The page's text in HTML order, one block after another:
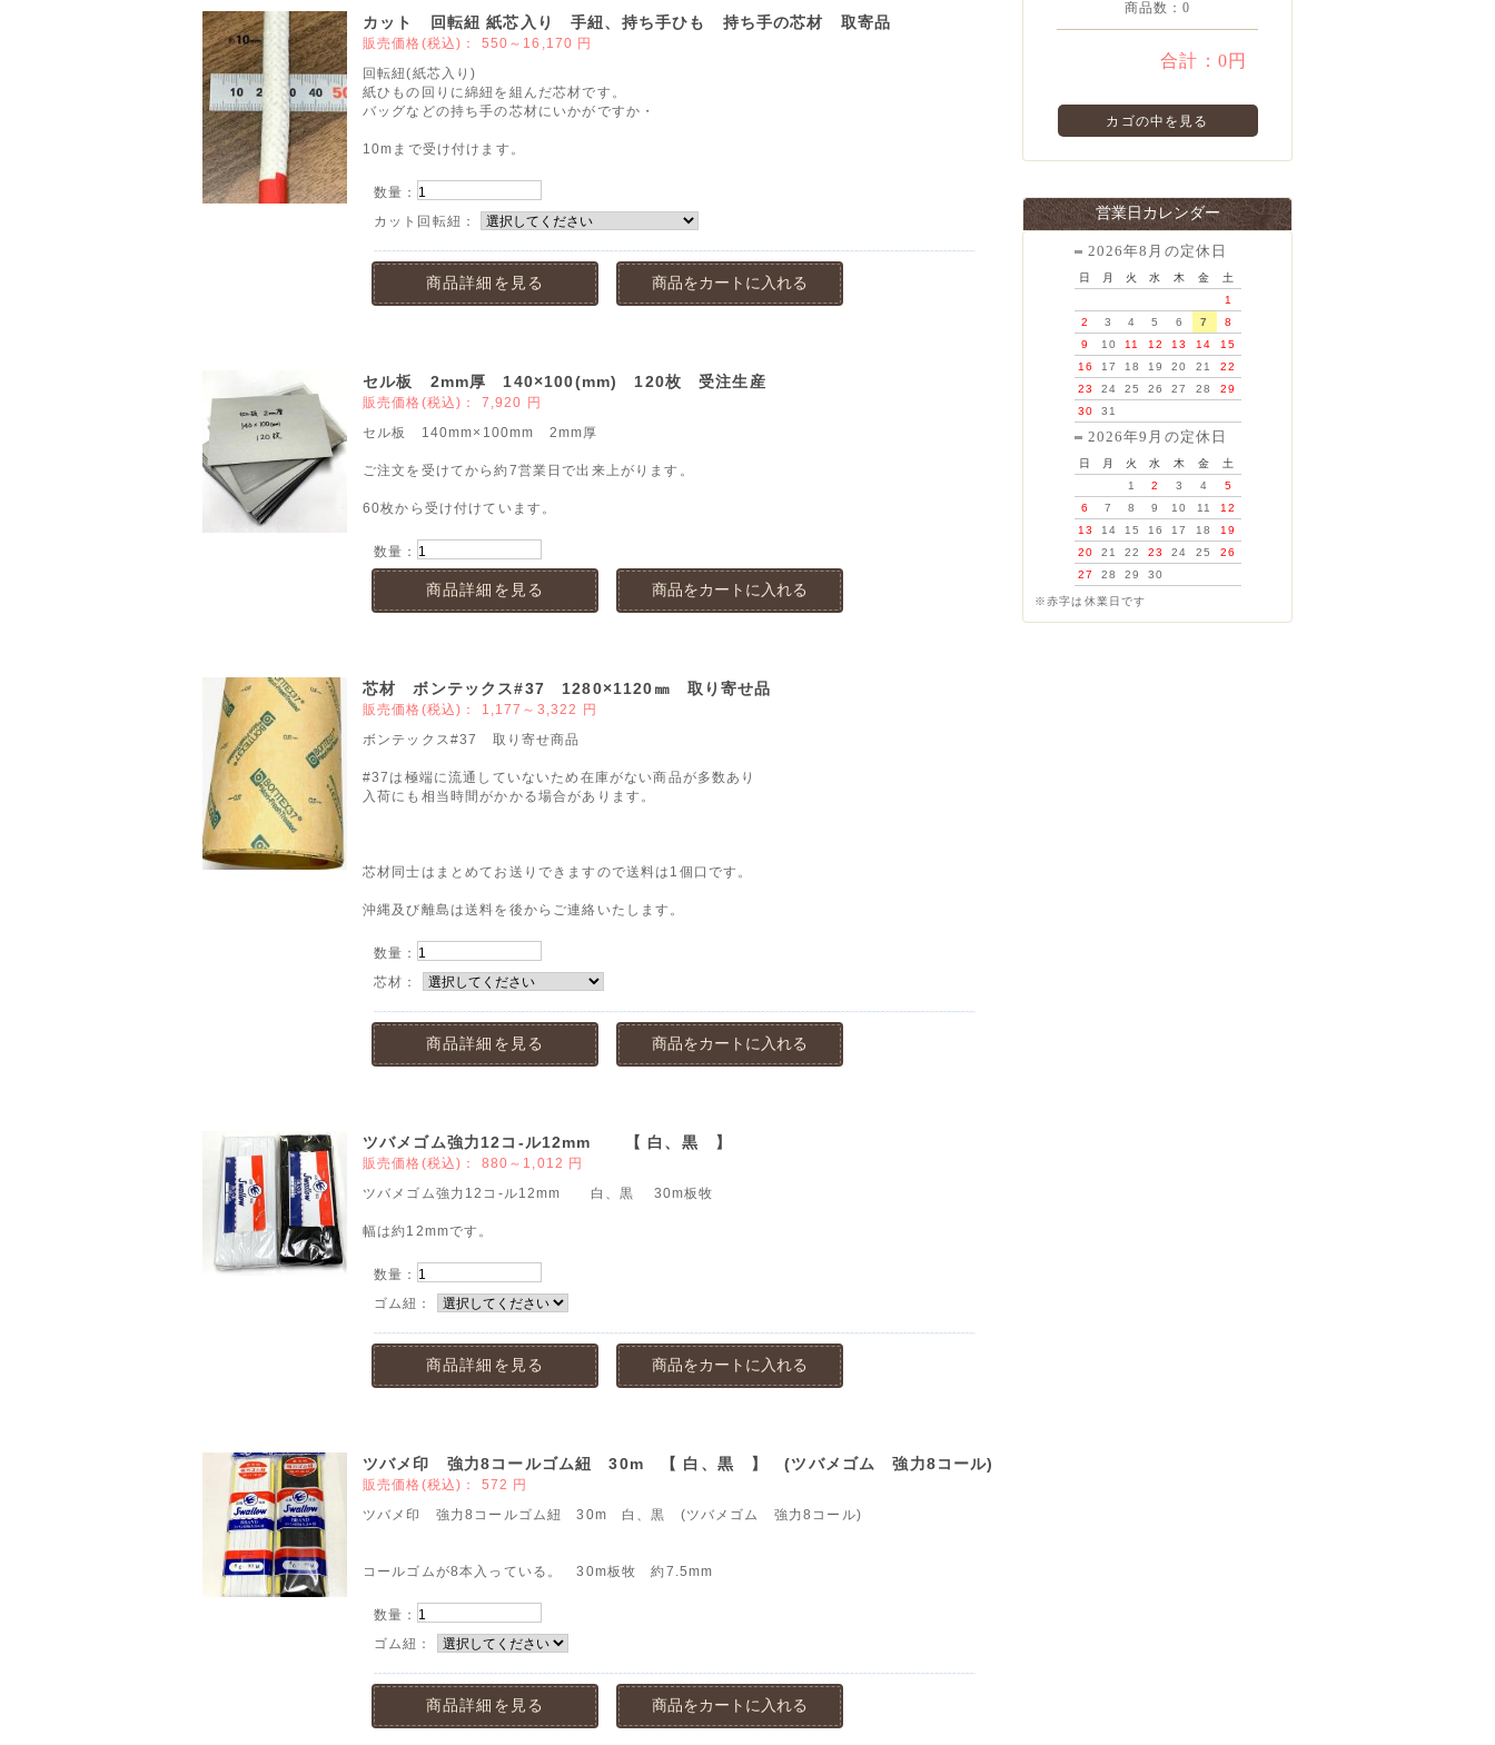
カット 回転紐 紙芯入り 手紐、持ち手ひも 持ち手の芯材 取寄品
販売価格(税込)： 550～16,170 円
回転紐(紙芯入り)
紙ひもの回りに綿紐を組んだ芯材です。
バッグなどの持ち手の芯材にいかがですか・
10mまで受け付けます。
数量：
カット回転紐：
商品詳細を見る 商品をカートに入れる
セル板 2mm厚 140×100(mm) 120枚 受注生産
販売価格(税込)： 7,920 円
セル板 140mm×100mm 2mm厚
ご注文を受けてから約7営業日で出来上がります。
60枚から受け付けています。
数量：
商品詳細を見る 商品をカートに入れる
芯材 ボンテックス#37 1280×1120㎜ 取り寄せ品
販売価格(税込)： 1,177～3,322 円
ボンテックス#37 取り寄せ商品
#37は極端に流通していないため在庫がない商品が多数あり
入荷にも相当時間がかかる場合があります。
芯材同士はまとめてお送りできますので送料は1個口です。
沖縄及び離島は送料を後からご連絡いたします。
数量：
芯材：
商品詳細を見る 商品をカートに入れる
ツバメゴム強力12コ-ル12mm 【 白、黒 】
販売価格(税込)： 880～1,012 円
ツバメゴム強力12コ-ル12mm 白、黒 30m板牧
幅は約12mmです。
数量：
ゴム紐：
商品詳細を見る 商品をカートに入れる
ツバメ印 強力8コールゴム紐 30m 【 白、黒 】 (ツバメゴム 強力8コール)
販売価格(税込)： 572 円
ツバメ印 強力8コールゴム紐 30m 白、黒 (ツバメゴム 強力8コール)
コールゴムが8本入っている。 30m板牧 約7.5mm
数量：
ゴム紐：
商品詳細を見る 商品をカートに入れる
商品数：0
合計： 0円
カゴの中を見る
営業日カレンダー
2026年8月の定休日
日 月 火 水 木 金
土
1
2
3 4 5 6 7
8
9
10 11 12 13 14
15
16
17 18 19 20 21
22
23
24 25 26 27 28
29
30
31
2026年9月の定休日
日 月 火 水 木 金
土
1
2 3 4
5
6
7 8 9 10 11
12
13
14 15 16 17 18
19
20
21 22 23 24 25
26
27
28 29 30
※赤字は休業日です